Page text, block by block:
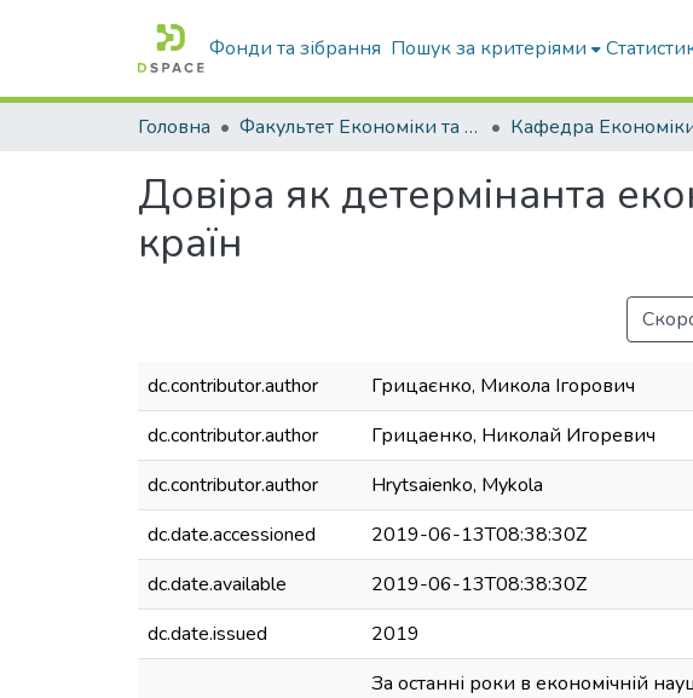
Фонди та зібрання Пошук за критеріями
Головна Факультет Економіки та бізнесу
Довіра як детермінанта
країн
dc.contributor.author
Грицаєнко, Микола Ігорович
dc.contributor.author
Грицаенко, Николай Игоревич
dc.contributor.author
Hrytsaienko, Mykola
dc.date.accessioned
2019-06-13T08:38:30Z
dc.date.available
2019-06-13T08:38:30Z
dc.date.issued
2019
За останні роки в економічній